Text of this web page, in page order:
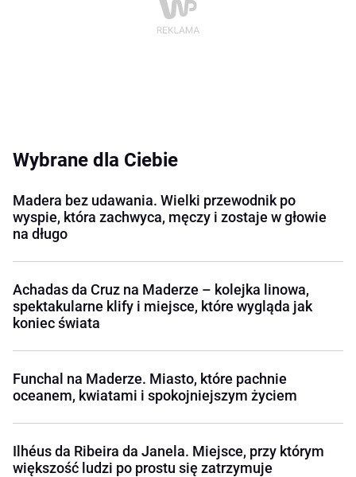
Wybrane dla Ciebie
Madera bez udawania. Wielki przewodnik po
wyspie, która zachwyca, męczy i zostaje w głowie
na długo
Achadas da Cruz na Maderze – kolejka linowa,
spektakularne klify i miejsce, które wygląda jak
koniec świata
Funchal na Maderze. Miasto, które pachnie
oceanem, kwiatami i spokojniejszym życiem
Ilhéus da Ribeira da Janela. Miejsce, przy którym
większość ludzi po prostu się zatrzymuje